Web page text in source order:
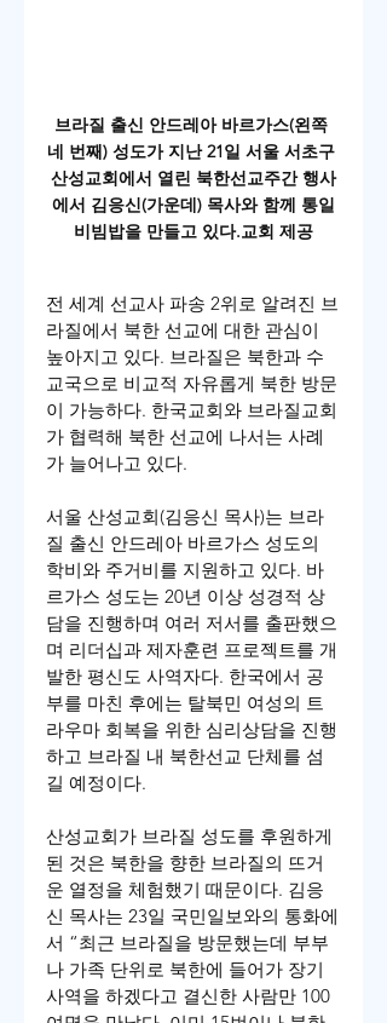
브라질 출신 안드레아 바르가스(왼쪽
네 번째) 성도가 지난 21일 서울 서초구
산성교회에서 열린 북한선교주간 행사
에서 김응신(가운데) 목사와 함께 통일
비빔밥을 만들고 있다.교회 제공
전 세계 선교사 파송 2위로 알려진 브
라질에서 북한 선교에 대한 관심이
높아지고 있다. 브라질은 북한과 수
교국으로 비교적 자유롭게 북한 방문
이 가능하다. 한국교회와 브라질교회
가 협력해 북한 선교에 나서는 사례
가 늘어나고 있다.
서울 산성교회(김응신 목사)는 브라
질 출신 안드레아 바르가스 성도의
학비와 주거비를 지원하고 있다. 바
르가스 성도는 20년 이상 성경적 상
담을 진행하며 여러 저서를 출판했으
며 리더십과 제자훈련 프로젝트를 개
발한 평신도 사역자다. 한국에서 공
부를 마친 후에는 탈북민 여성의 트
라우마 회복을 위한 심리상담을 진행
하고 브라질 내 북한선교 단체를 섬
길 예정이다.
산성교회가 브라질 성도를 후원하게
된 것은 북한을 향한 브라질의 뜨거
운 열정을 체험했기 때문이다. 김응
신 목사는 23일 국민일보와의 통화에
서 “최근 브라질을 방문했는데 부부
나 가족 단위로 북한에 들어가 장기
사역을 하겠다고 결신한 사람만 100